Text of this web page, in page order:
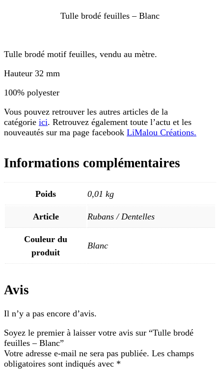
Tulle brodé feuilles – Blanc
Tulle brodé motif feuilles, vendu au mètre.
Hauteur 32 mm
100% polyester
Vous pouvez retrouver les autres articles de la
catégorie ici. Retrouvez également toute l’actu et les
nouveautés sur ma page facebook LiMalou Créations.
Informations complémentaires
Poids 0,01 kg
Article Rubans / Dentelles
Couleur du
produit
Blanc
Avis
Il n’y a pas encore d’avis.
Soyez le premier à laisser votre avis sur “Tulle brodé
feuilles – Blanc”
Votre adresse e-mail ne sera pas publiée. Les champs
obligatoires sont indiqués avec *